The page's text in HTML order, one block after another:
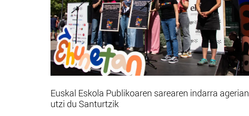
Euskal Eskola Publikoaren sarearen indarra agerian
utzi du Santurtzik